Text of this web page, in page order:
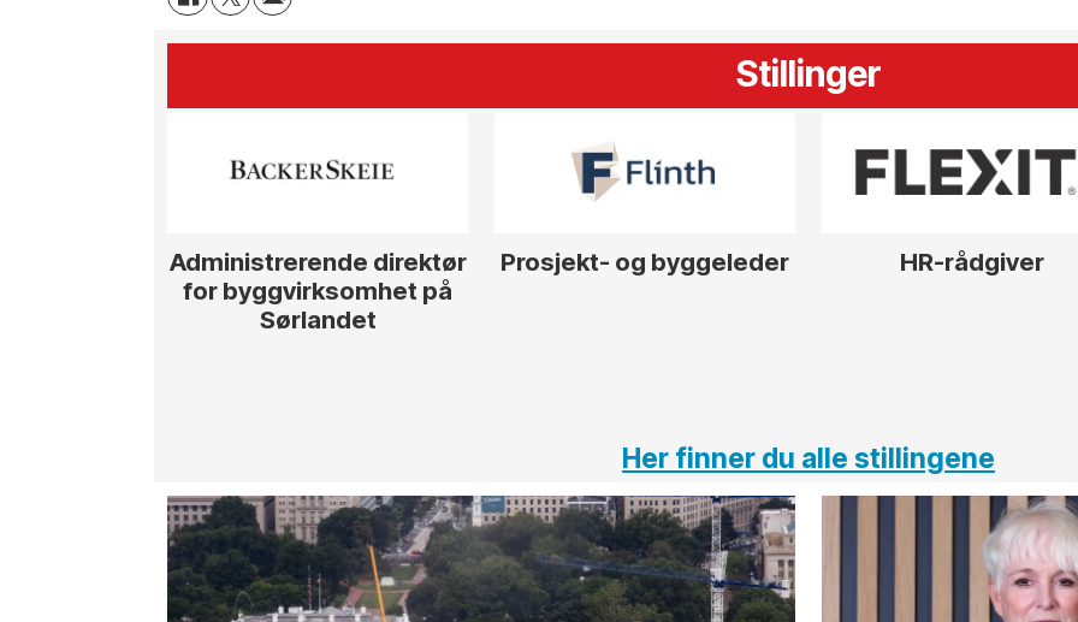
Stillinger
Administrerende direktør
for byggvirksomhet på
Sørlandet
Prosjekt- og byggeleder HR-rådgiver
Her finner du alle stillingene